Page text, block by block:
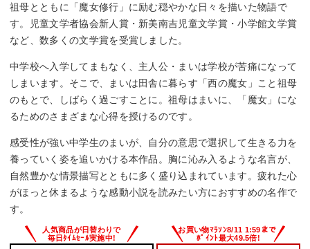
祖母とともに「魔女修行」に励む穏やかな日々を描いた物語で
す。児童文学者協会新人賞・新美南吉児童文学賞・小学館文学賞
など、数多くの文学賞を受賞しました。
中学校へ入学してまもなく、主人公・まいは学校が苦痛になって
しまいます。そこで、まいは田舎に暮らす「西の魔女」こと祖母
のもとで、しばらく過ごすことに。祖母はまいに、「魔女」にな
るためのさまざまな心得を授けるのです。
感受性が強い中学生のまいが、自分の意思で選択して生きる力を
養っていく姿を追いかける本作品。胸に沁み入るような名言が、
自然豊かな情景描写とともに多く盛り込まれています。疲れた心
がほっと休まるような感動小説を読みたい方におすすめの名作で
す。